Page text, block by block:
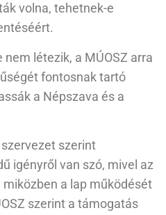
volna, tehetnek-e
létezik, a MÚOSZ arra
fontosnak tartó
a Népszava és a
szerint
igényről van szó, mivel az
a lap működését
szerint a támogatás